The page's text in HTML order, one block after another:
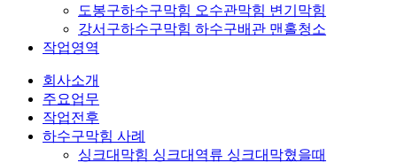
도봉구하수구막힘 오수관막힘 변기막힘
강서구하수구막힘 하수구배관 맨홀청소
작업영역
회사소개
주요업무
작업전후
하수구막힘 사례
싱크대막힘 싱크대역류 싱크대막혔을때